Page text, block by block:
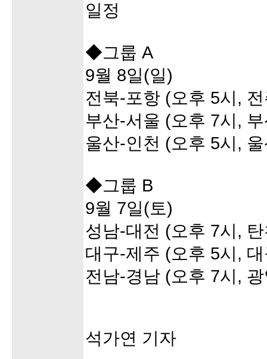
일정
◆그룹 A
9월 8일(일)
전북-포항 (오후 5시,
부산-서울 (오후 7시,
울산-인천 (오후 5시,
◆그룹 B
9월 7일(토)
성남-대전 (오후 7시,
대구-제주 (오후 5시,
전남-경남 (오후 7시,
석가연 기자